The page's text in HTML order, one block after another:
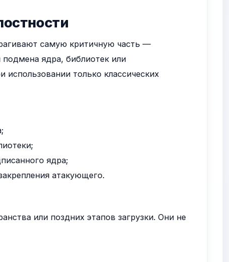
самую критичную часть —
подмена ядра, библиотек или
только классических
ядра;
атакующего.
или поздних этапов загрузки. Они не